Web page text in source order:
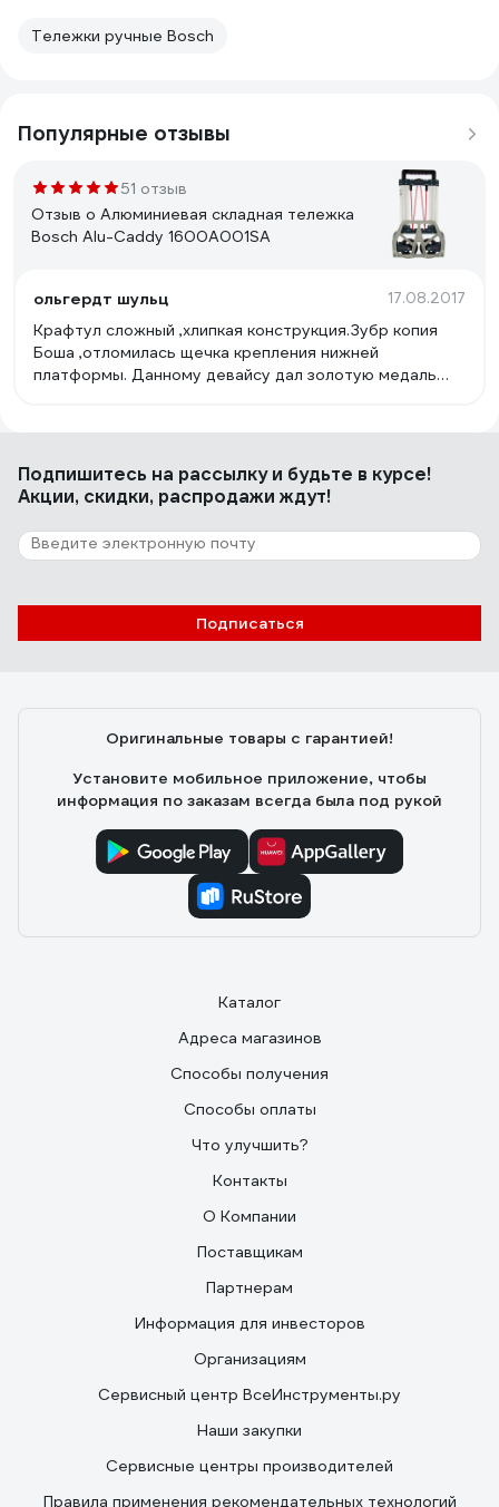
Тележки ручные Bosch
Популярные отзывы
51 отзыв
Отзыв о Алюминиевая складная тележка
Bosch Alu-Caddy 1600A001SA
ольгердт шульц 17.08.2017
Крафтул сложный ,хлипкая конструкция.Зубр копия
Боша ,отломилась щечка крепления нижней
платформы. Данному девайсу дал золотую медаль
Подпишитесь на рассылкуи будьте в курсе!
Акции, скидки, распродажи ждут!
Подписаться
Оригинальные товары с гарантией!
Установите мобильное приложение, чтобы
информация по заказам всегда была под рукой
Каталог
Адреса магазинов
Способы получения
Способы оплаты
Что улучшить?
Контакты
О Компании
Поставщикам
Партнерам
Информация для инвесторов
Организациям
Сервисный центр ВсеИнструменты.ру
Наши закупки
Сервисные центры производителей
Правила применения рекомендательных технологий